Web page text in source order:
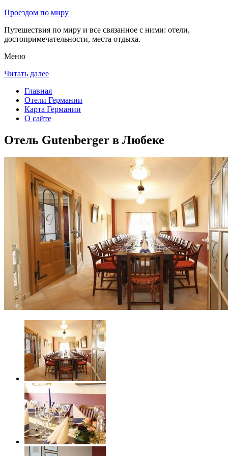
Проездом по миру
Путешествия по миру и все связанное с ними: отели,
достопримечательности, места отдыха.
Меню
Читать далее
Главная
Отели Германии
Карта Германии
О сайте
Отель Gutenberger в Любеке